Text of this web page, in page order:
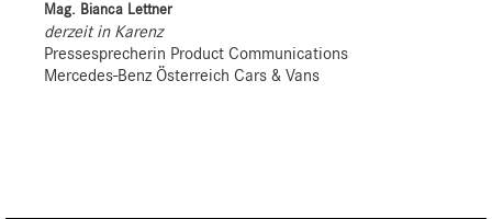
Mag. Bianca Lettner
derzeit in Karenz
Pressesprecherin Product Communications
Mercedes-Benz Österreich Cars & Vans